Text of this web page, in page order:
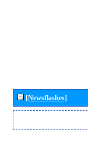
[Newsflashes]